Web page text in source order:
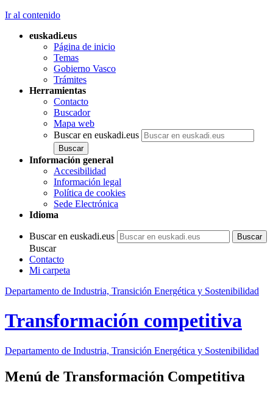
Ir al contenido
euskadi.eus
Página de inicio
Temas
Gobierno Vasco
Trámites
Herramientas
Contacto
Buscador
Mapa web
Buscar en euskadi.eus
Información general
Accesibilidad
Información legal
Política de cookies
Sede Electrónica
Idioma
Buscar en euskadi.eus
Buscar
Contacto
Mi carpeta
Departamento de Industria, Transición Energética y Sostenibilidad
Transformación competitiva
Departamento de Industria, Transición Energética y Sostenibilidad
Menú de Transformación Competitiva